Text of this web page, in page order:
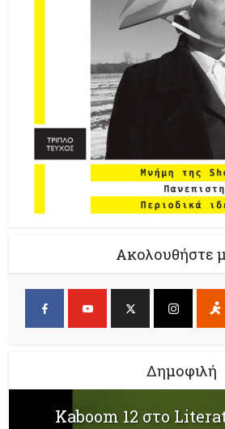
Ακολουθήστε
Δημοφιλή
Kaboom 12 στο